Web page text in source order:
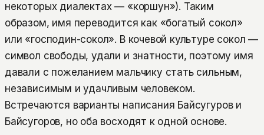
некоторых диалектах — «коршун»). Таким
образом, имя переводится как «богатый сокол»
или «господин-сокол». В кочевой культуре сокол —
символ свободы, удали и знатности, поэтому имя
давали с пожеланием мальчику стать сильным,
независимым и удачливым человеком.
Встречаются варианты написания Байсугуров и
Байсугоров, но оба восходят к одной основе.